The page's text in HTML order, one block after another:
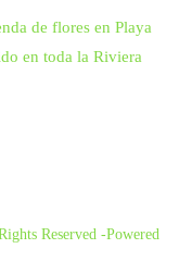
de flores en Playa
en toda la Riviera
Reserved -Powered